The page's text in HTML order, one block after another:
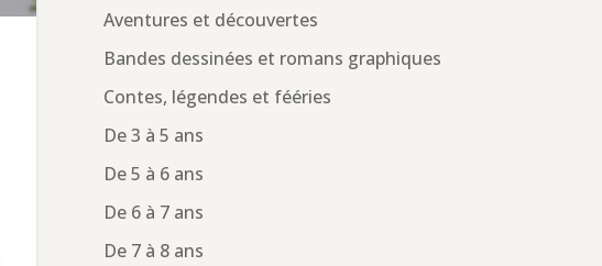
Aventures et découvertes
Bandes dessinées et romans graphiques
Contes, légendes et fééries
De 3 à 5 ans
De 5 à 6 ans
De 6 à 7 ans
De 7 à 8 ans